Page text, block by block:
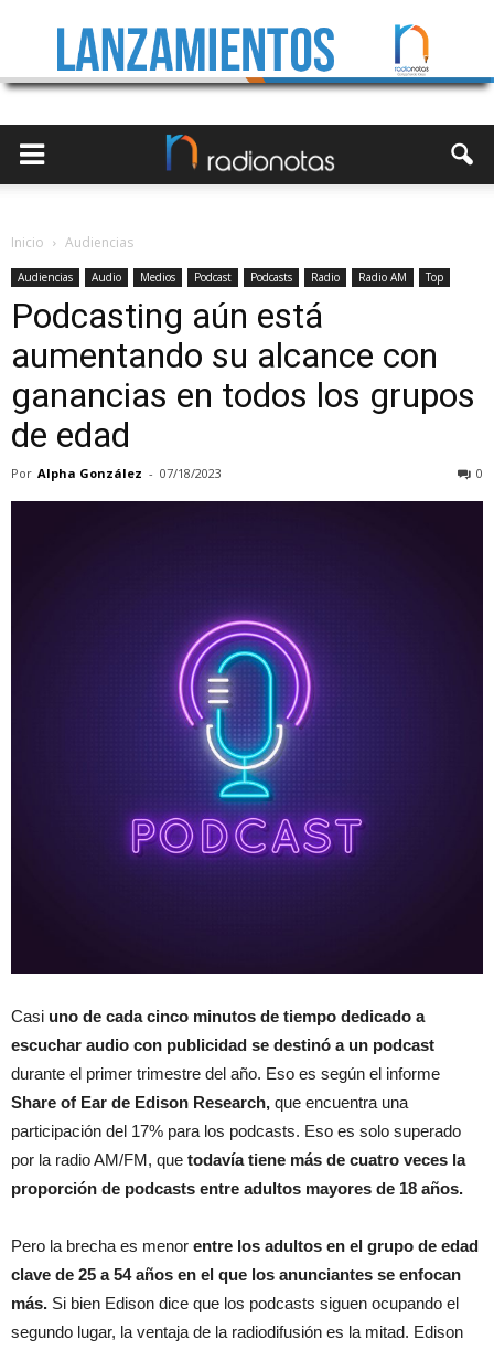
Inicio Audiencias
Audiencias Audio Medios Podcast Podcasts Radio Radio AM Top
Podcasting aún está
aumentando su alcance con
ganancias en todos los grupos
de edad
Por Alpha González - 07/18/2023 0
Casi uno de cada cinco minutos de tiempo dedicado a
escuchar audio con publicidad se destinó a un podcast
durante el primer trimestre del año. Eso es según el informe
Share of Ear de Edison Research, que encuentra una
participación del 17% para los podcasts. Eso es solo superado
por la radio AM/FM, que todavía tiene más de cuatro veces la
proporción de podcasts entre adultos mayores de 18 años.
Pero la brecha es menor entre los adultos en el grupo de edad
clave de 25 a 54 años en el que los anunciantes se enfocan
más. Si bien Edison dice que los podcasts siguen ocupando el
segundo lugar, la ventaja de la radiodifusión es la mitad. Edison